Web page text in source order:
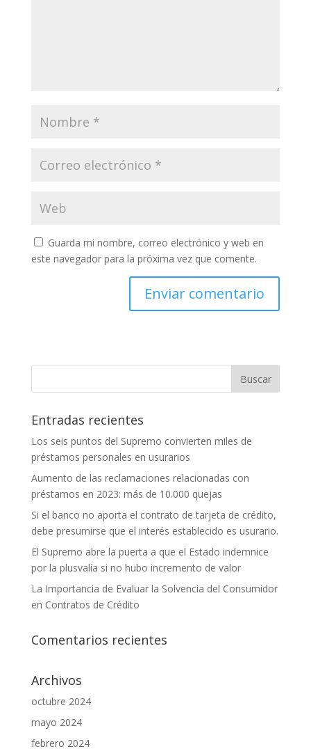
Guarda mi nombre, correo electrónico y web en
este navegador para la próxima vez que comente.
Entradas recientes
Los seis puntos del Supremo convierten miles de
préstamos personales en usurarios
Aumento de las reclamaciones relacionadas con
préstamos en 2023: más de 10.000 quejas
Si el banco no aporta el contrato de tarjeta de crédito,
debe presumirse que el interés establecido es usurario.
El Supremo abre la puerta a que el Estado indemnice
por la plusvalía si no hubo incremento de valor
La Importancia de Evaluar la Solvencia del Consumidor
en Contratos de Crédito
Comentarios recientes
Archivos
octubre 2024
mayo 2024
febrero 2024